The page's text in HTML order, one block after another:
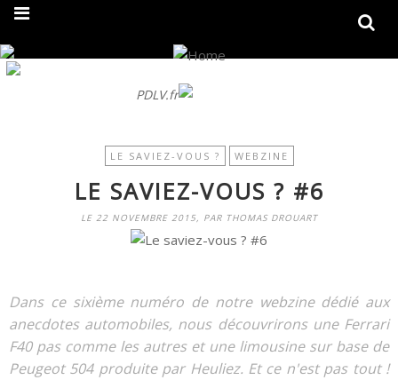
PDLV.fr
LE SAVIEZ-VOUS ? WEBZINE
LE SAVIEZ-VOUS ? #6
LE 22 NOVEMBRE 2015, PAR THOMAS DROUART
Dans ce sixième numéro de notre webzine dédié aux
anecdotes automobiles, nous découvrirons une Ferrari
F40 pas comme les autres et une limousine sur base de
Peugeot 504 produite par Heuliez. Et ce n'est pas tout !